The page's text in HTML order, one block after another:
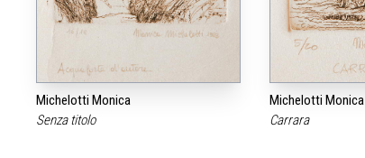
Michelotti Monica
Senza titolo
Michelotti Monica
Carrara